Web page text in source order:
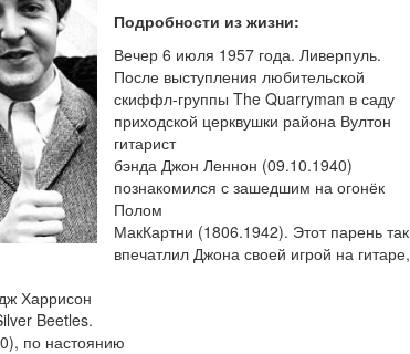
Подробности из жизни:
Вечер 6 июля 1957 года. Ливерпуль.
После выступления любительской
скиффл-группы The Quarryman в саду
приходской церквушки района Вултон
гитарист
бэнда Джон Леннон (09.10.1940)
познакомился с зашедшим на огонёк
Полом
МакКартни (1806.1942). Этот парень так
впечатлил Джона своей игрой на гитаре,
Харрисон
Beetles.
по настоянию